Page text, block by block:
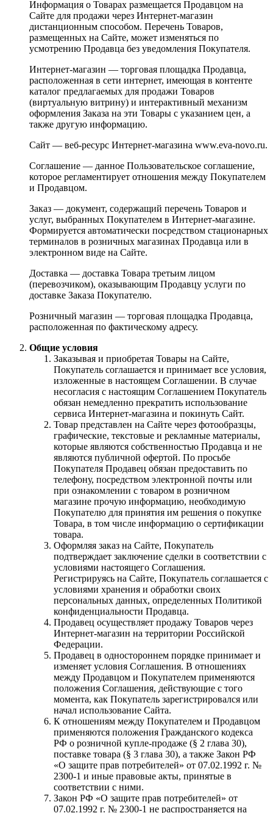
Информация о Товарах размещается Продавцом на
Сайте для продажи через Интернет-магазин
дистанционным способом. Перечень Товаров,
размещенных на Сайте, может изменяться по
усмотрению Продавца без уведомления Покупателя.
Интернет-магазин — торговая площадка Продавца,
расположенная в сети интернет, имеющая в контенте
каталог предлагаемых для продажи Товаров
(виртуальную витрину) и интерактивный механизм
оформления Заказа на эти Товары с указанием цен, а
также другую информацию.
Сайт — веб-ресурс Интернет-магазина www.eva-novo.ru.
Соглашение — данное Пользовательское соглашение,
которое регламентирует отношения между Покупателем
и Продавцом.
Заказ — документ, содержащий перечень Товаров и
услуг, выбранных Покупателем в Интернет-магазине.
Формируется автоматически посредством стационарных
терминалов в розничных магазинах Продавца или в
электронном виде на Сайте.
Доставка — доставка Товара третьим лицом
(перевозчиком), оказывающим Продавцу услуги по
доставке Заказа Покупателю.
Розничный магазин — торговая площадка Продавца,
расположенная по фактическому адресу.
Общие условия
Заказывая и приобретая Товары на Сайте,
Покупатель соглашается и принимает все условия,
изложенные в настоящем Соглашении. В случае
несогласия с настоящим Соглашением Покупатель
обязан немедленно прекратить использование
сервиса Интернет-магазина и покинуть Сайт.
Товар представлен на Сайте через фотообразцы,
графические, текстовые и рекламные материалы,
которые являются собственностью Продавца и не
являются публичной офертой. По просьбе
Покупателя Продавец обязан предоставить по
телефону, посредством электронной почты или
при ознакомлении с товаром в розничном
магазине прочую информацию, необходимую
Покупателю для принятия им решения о покупке
Товара, в том числе информацию о сертификации
товара.
Оформляя заказ на Сайте, Покупатель
подтверждает заключение сделки в соответствии с
условиями настоящего Соглашения.
Регистрируясь на Сайте, Покупатель соглашается с
условиями хранения и обработки своих
персональных данных, определенных Политикой
конфиденциальности Продавца.
Продавец осуществляет продажу Товаров через
Интернет-магазин на территории Российской
Федерации.
Продавец в одностороннем порядке принимает и
изменяет условия Соглашения. В отношениях
между Продавцом и Покупателем применяются
положения Соглашения, действующие с того
момента, как Покупатель зарегистрировался или
начал использование Сайта.
К отношениям между Покупателем и Продавцом
применяются положения Гражданского кодекса
РФ о розничной купле-продаже (§ 2 глава 30),
поставке товара (§ 3 глава 30), а также Закон РФ
«О защите прав потребителей» от 07.02.1992 г. №
2300-1 и иные правовые акты, принятые в
соответствии с ними.
Закон РФ «О защите прав потребителей» от
07.02.1992 г. № 2300-1 не распространяется на